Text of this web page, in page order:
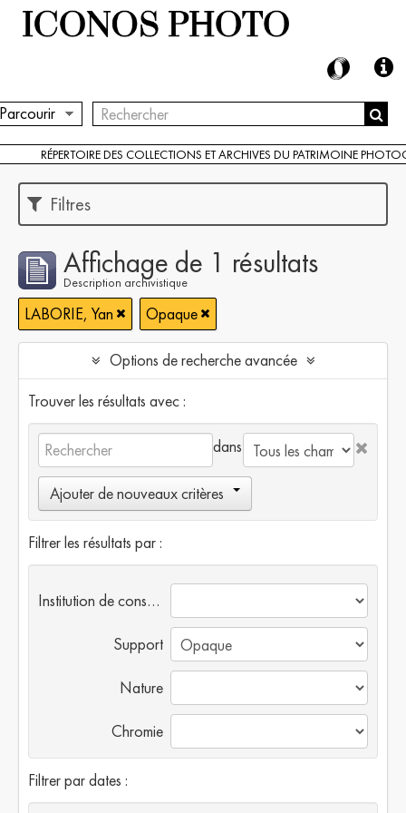
RÉPERTOIRE DES COLLECTIONS ET ARCHIVES DU PATRIMOINE
Filtres
Affichage de 1 résultats
Description archivistique
LABORIE, Yan Opaque
Options de recherche avancée
Trouver les résultats avec :
dans
Ajouter de nouveaux critères
Filtrer les résultats par :
Institution de conservation
Support
Nature
Chromie
Filtrer par dates :